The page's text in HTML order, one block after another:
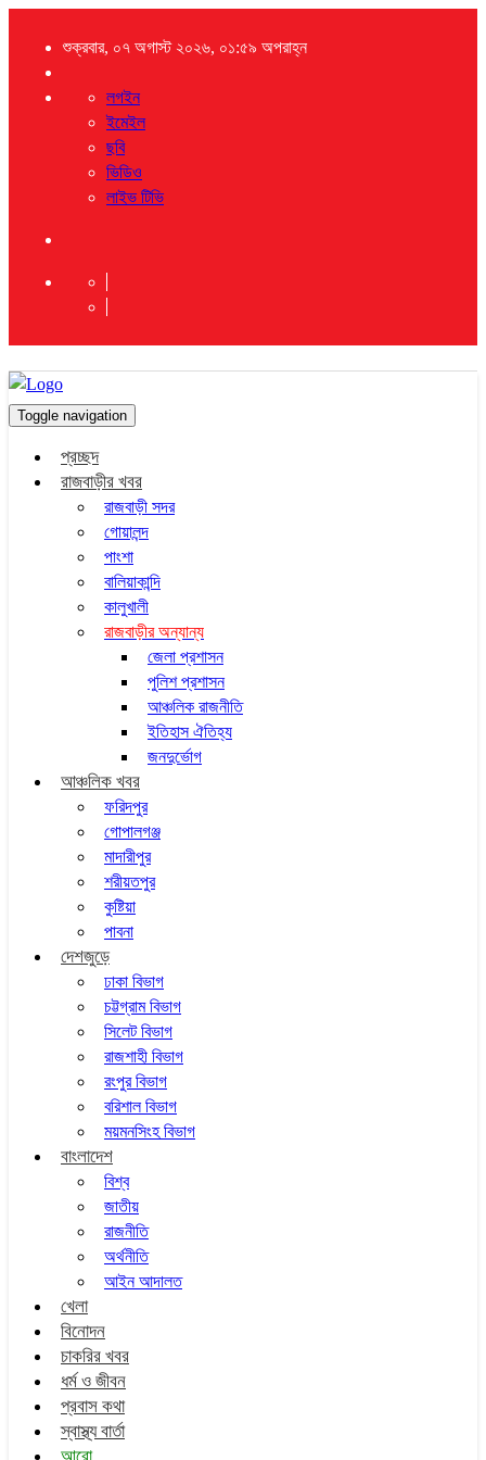
শুক্রবার, ০৭ অগাস্ট ২০২৬, ০১:৫৯ অপরাহ্ন
লগইন
ইমেইল
ছবি
ভিডিও
লাইভ টিভি
Toggle navigation
প্রচ্ছদ
রাজবাড়ীর খবর
রাজবাড়ী সদর
গোয়ালন্দ
পাংশা
বালিয়াকান্দি
কালুখালী
রাজবাড়ীর অন্যান্য
জেলা প্রশাসন
পুলিশ প্রশাসন
আঞ্চলিক রাজনীতি
ইতিহাস ঐতিহ্য
জনদুর্ভোগ
আঞ্চলিক খবর
ফরিদপুর
গোপালগঞ্জ
মাদারীপুর
শরীয়তপুর
কুষ্টিয়া
পাবনা
দেশজুড়ে
ঢাকা বিভাগ
চট্টগ্রাম বিভাগ
সিলেট বিভাগ
রাজশাহী বিভাগ
রংপুর বিভাগ
বরিশাল বিভাগ
ময়মনসিংহ বিভাগ
বাংলাদেশ
বিশ্ব
জাতীয়
রাজনীতি
অর্থনীতি
আইন আদালত
খেলা
বিনোদন
চাকরির খবর
ধর্ম ও জীবন
প্রবাস কথা
স্বাস্থ্য বার্তা